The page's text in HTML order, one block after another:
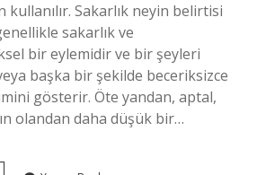
kullanılır. Sakarlık neyin belirtisi
sakarlık ve
bir eylemidir ve bir şeyleri
başka bir şekilde beceriksizce
gösterir. Öte yandan, aptal,
olandan daha düşük bir…